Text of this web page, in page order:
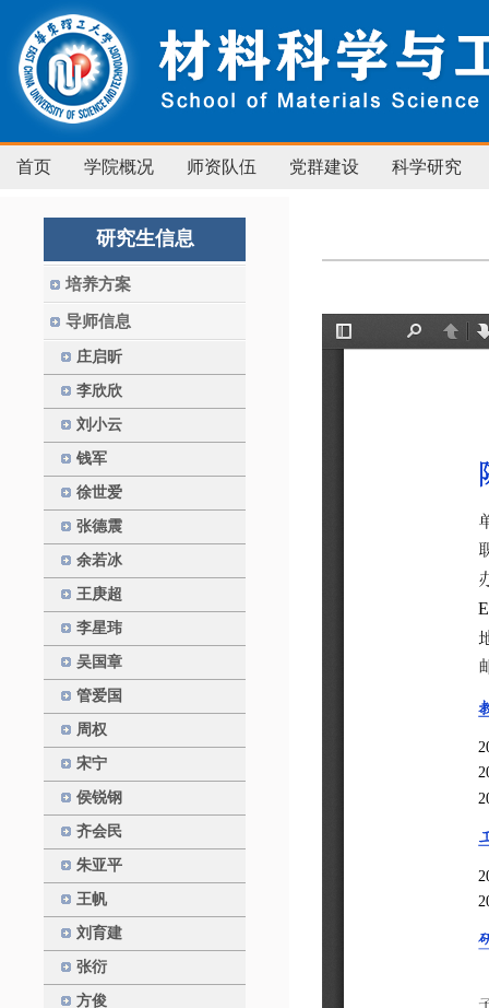
首页 学院概况 师资队伍 党群建设 科学研究
研究生信息
培养方案
导师信息
庄启昕
李欣欣
刘小云
钱军
徐世爱
张德震
余若冰
王庚超
李星玮
吴国章
管爱国
周权
宋宁
侯锐钢
齐会民
朱亚平
王帆
刘育建
张衍
方俊